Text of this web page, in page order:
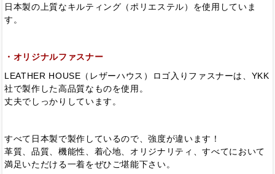
日本製の上質なキルティング（ポリエステル）を使用していま
す。
・オリジナルファスナー
LEATHER HOUSE（レザーハウス）ロゴ入りファスナーは、YKK
社で製作した高品質なものを使用。
丈夫でしっかりしています。
すべて日本製で製作しているので、強度が違います！
革質、品質、機能性、着心地、オリジナリティ、すべてにおいて
満足いただける一着をぜひご堪能下さい。